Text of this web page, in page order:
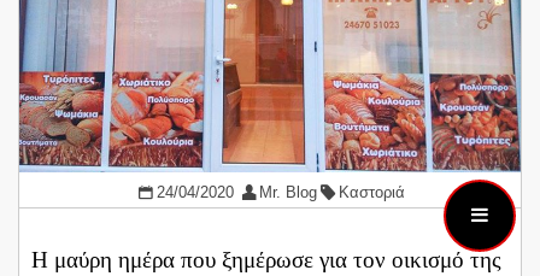
24/04/2020 Mr. Blog Καστοριά
Η μαύρη ημέρα που ξημέρωσε για τον οικισμό της